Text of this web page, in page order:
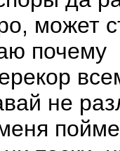
может
почему
не